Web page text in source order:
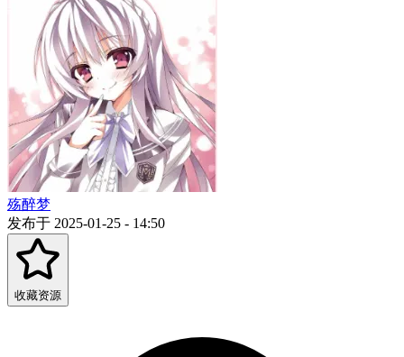
殇醉梦
发布于 2025-01-25 - 14:50
收藏资源